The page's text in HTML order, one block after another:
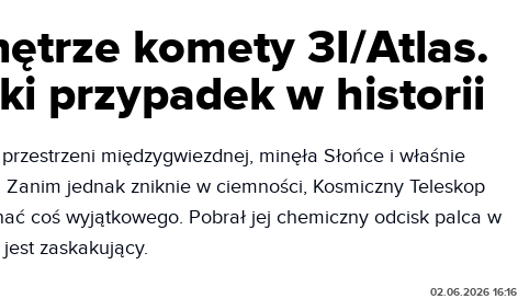
komety 3I/Atlas.
przypadek w historii
międzygwiezdnej, minęła Słońce i właśnie
jednak zniknie w ciemności, Kosmiczny Teleskop
coś wyjątkowego. Pobrał jej chemiczny odcisk palca w
zaskakujący.
02.06.2026 16:16